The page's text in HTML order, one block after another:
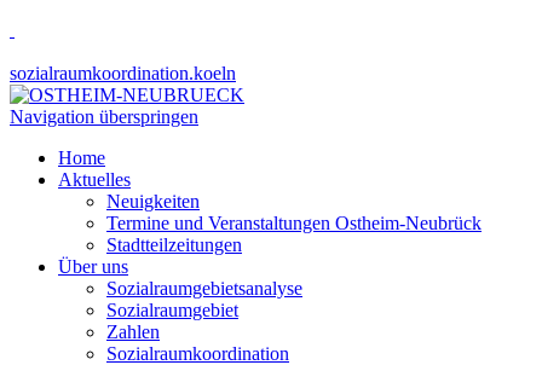
sozialraumkoordination.koeln
Navigation überspringen
Home
Aktuelles
Neuigkeiten
Termine und Veranstaltungen Ostheim-Neubrück
Stadtteilzeitungen
Über uns
Sozialraumgebietsanalyse
Sozialraumgebiet
Zahlen
Sozialraumkoordination